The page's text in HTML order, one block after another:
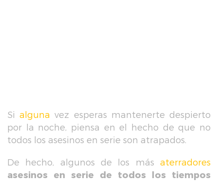
Sialgunavez esperas mantenerte despierto
por la noche, piensa en el hecho de que no
todos los asesinos en serie son atrapados.
De hecho, algunos de los más aterradores
asesinos en serie de todos los tiempos